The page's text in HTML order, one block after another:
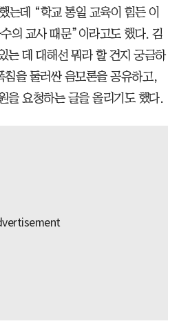
는데 “학교 통일 교육이 힘든 이
의 교사 때문”이라고도 했다. 김
는 데 대해선 뭐라 할 건지 궁금하
을 둘러싼 음모론을 공유하고,
을 요청하는 글을 올리기도 했다.